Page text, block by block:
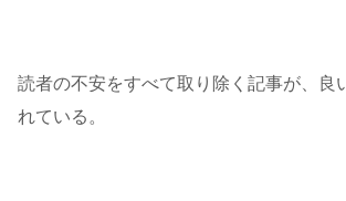
読者の不安をすべて取り除く記事が、良
れている。